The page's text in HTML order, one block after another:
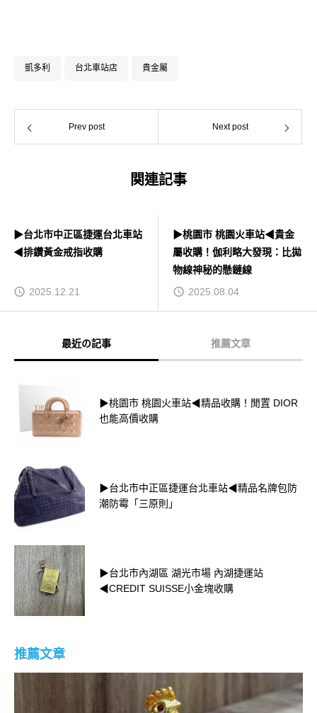
凱多利 台北車站店 貴金屬
Prev post Next post
関連記事
▶台北市中正區捷運台北車站
◀排鑽黃金戒指收購
2025.12.21
▶桃園市 桃園火車站◀貴金
屬收購！伽利略大發現：比拋
物線神秘的懸鏈線
2025.08.04
最近の記事 推薦文章
▶桃園市 桃園火車站◀精品收購！閒置 DIOR
也能高價收購
▶台北市中正區捷運台北車站◀精品名牌包防
潮防霉「三原則」
▶台北市內湖區 湖光市場 內湖捷運站
◀CREDIT SUISSE小金塊收購
推薦文章